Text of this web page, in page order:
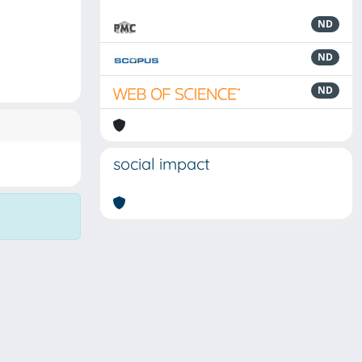
ND
ND
ND
social impact